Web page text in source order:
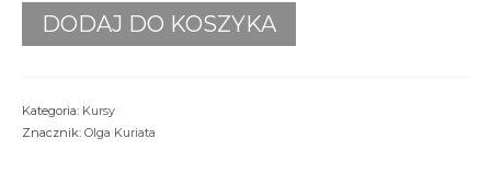
ilość
KursDODAJ DO KOSZYKA
Kategoria: Kursy
Znacznik: Olga Kuriata